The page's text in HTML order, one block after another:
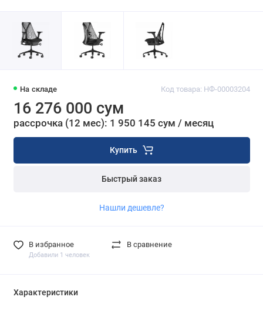
На складе Код товара: НФ-00003204
16 276 000 сум
рассрочка (12 мес): 1 950 145 сум / месяц
Купить
Быстрый заказ
Нашли дешевле?
В избранное
Добавили 1 человек
В сравнение
Характеристики